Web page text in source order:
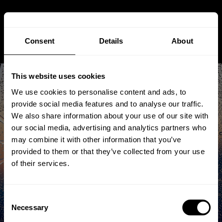
Consent Details About
This website uses cookies
We use cookies to personalise content and ads, to
provide social media features and to analyse our traffic.
We also share information about your use of our site with
our social media, advertising and analytics partners who
may combine it with other information that you’ve
provided to them or that they’ve collected from your use
of their services.
Consent
Selection
Necessary
Premium Isolierglas aus
Deutschland: Worauf Sie
achten sollten